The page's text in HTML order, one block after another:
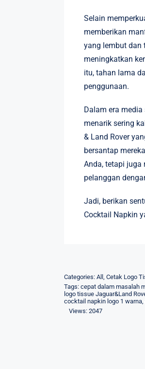
Selain
memberikan
yang lembut dan
meningkatkan
itu, tahan lama
penggunaan.
Dalam era
menarik sering
& Land Rover
bersantap
Anda, tetapi juga
pelanggan
Jadi, berikan
Cocktail Napkin
Categories: All , Cetak Logo
Tags: cepat dalam masalah
logo tissue Jaguar&Land
cocktail napkin logo 1 warna,
Views: 2047